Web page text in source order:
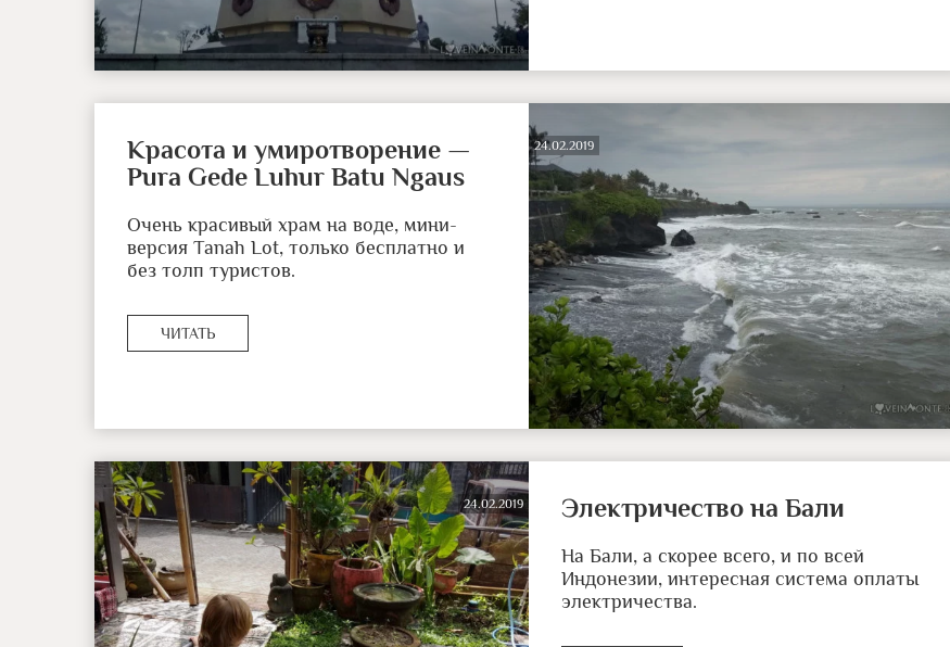
24.02.2019
Красота и умиротворение —
Pura Gede Luhur Batu Ngaus
Очень красивый храм на воде, мини-
версия Tanah Lot, только бесплатно и
без толп туристов.
ЧИТАТЬ
24.02.2019 Электричество на Бали
На Бали, а скорее всего, и по всей
Индонезии, интересная система оплаты
электричества.